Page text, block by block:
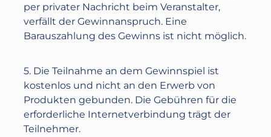
per privater Nachricht beim Veranstalter,
verfällt der Gewinnanspruch. Eine
Barauszahlung des Gewinns ist nicht möglich.
5. Die Teilnahme an dem Gewinnspiel ist
kostenlos und nicht an den Erwerb von
Produkten gebunden. Die Gebühren für die
erforderliche Internetverbindung trägt der
Teilnehmer.